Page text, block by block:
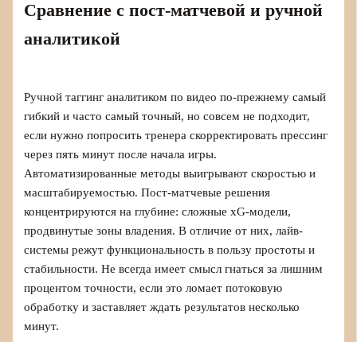
Сравнение с пост-матчевой и ручной
аналитикой
Ручной таггинг аналитиком по видео по-прежнему самый
гибкий и часто самый точный, но совсем не подходит,
если нужно попросить тренера скорректировать прессинг
через пять минут после начала игры.
Автоматизированные методы выигрывают скоростью и
масштабируемостью. Пост-матчевые решения
концентрируются на глубине: сложные xG-модели,
продвинутые зоны владения. В отличие от них, лайв-
системы режут функциональность в пользу простоты и
стабильности. Не всегда имеет смысл гнаться за лишним
процентом точности, если это ломает потоковую
обработку и заставляет ждать результатов несколько
минут.